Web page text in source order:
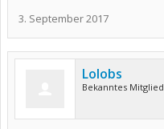
3. September 2017
Lolobs
Bekanntes Mitglied